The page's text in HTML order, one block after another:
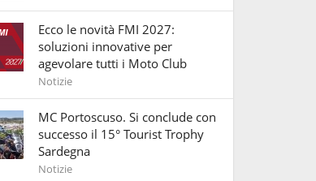
Ecco le novità FMI 2027:
soluzioni innovative per
agevolare tutti i Moto Club
Notizie
MC Portoscuso. Si conclude con
successo il 15° Tourist Trophy
Sardegna
Notizie